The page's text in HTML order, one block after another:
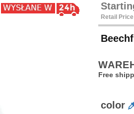
Retail Price
Free
color